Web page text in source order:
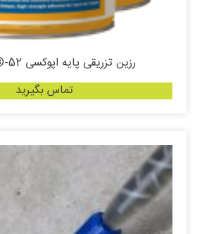
رزین تزریقی پایه اپوکسی Sikadur®-52
تماس بگیرید